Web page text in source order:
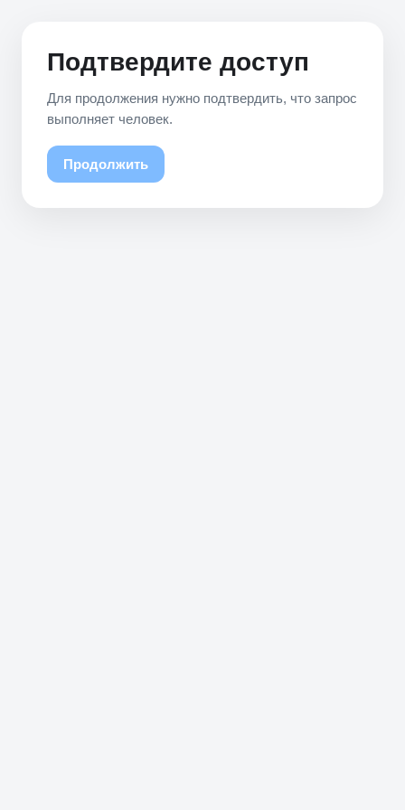
Подтвердите доступ
Для продолжения нужно подтвердить, что запрос
выполняет человек.
Продолжить